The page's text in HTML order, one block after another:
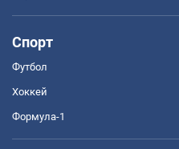
Спорт
Футбол
Хоккей
Формула-1